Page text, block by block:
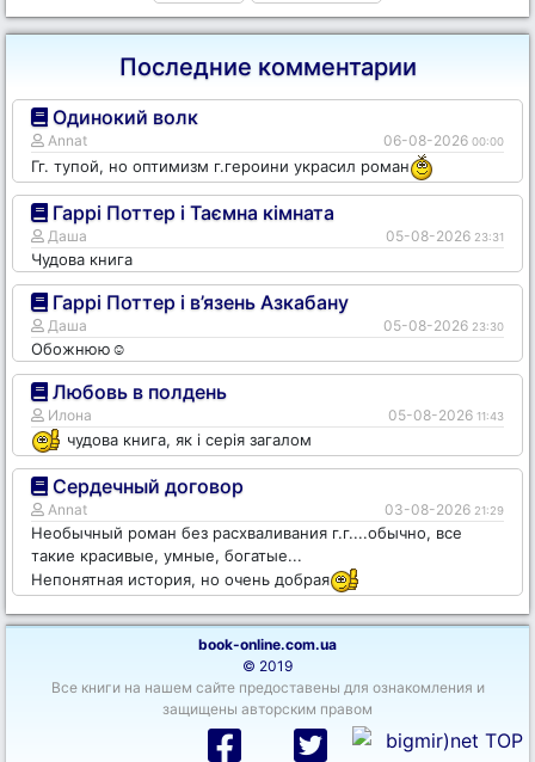
Последние комментарии
Одинокий волк
Annat 06-08-2026 00:00
Гг. тупой, но оптимизм г.героини украсил роман
Гаррі Поттер і Таємна кімната
Даша 05-08-2026 23:31
Чудова книга
Гаррі Поттер і в’язень Азкабану
Даша 05-08-2026 23:30
Обожнюю☺️
Любовь в полдень
Илона 05-08-2026 11:43
чудова книга, як і серія загалом
Сердечный договор
Annat 03-08-2026 21:29
Необычный роман без расхваливания г.г....обычно, все
такие красивые, умные, богатые...
Непонятная история, но очень добрая
book-online.com.ua
© 2019
Все книги на нашем сайте предоставены для ознакомления и
защищены авторским правом